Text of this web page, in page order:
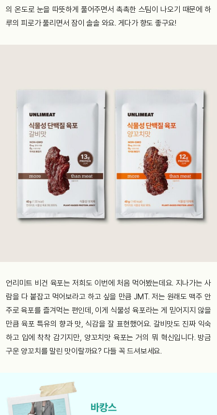
의 온도로 눈을 따뜻하게 풀어주면서 촉촉한 스팀이 나오기 때문에 하
루의 피로가 풀리면서 잠이 솔솔 와요. 게다가 향도 좋구요!
언리미트 비건 육포는 저희도 이번에 처음 먹어봤는데요. 지나가는 사
람을 다 붙잡고 먹어보라고 하고 싶을 만큼 JMT. 저는 원래도 맥주 안
주로 육포를 즐겨먹는 편인데, 이게 식물성 육포라는 게 믿어지지 않을
만큼 육포 특유의 향과 맛, 식감을 잘 표현했어요. 갈비맛도 진짜 익숙
하고 입에 착착 감기지만, 양꼬치맛 육포는 거의 뭐 혁신입니다. 방금
구운 양꼬치를 말린 맛이랄까요? 다들 꼭 드셔보세요.